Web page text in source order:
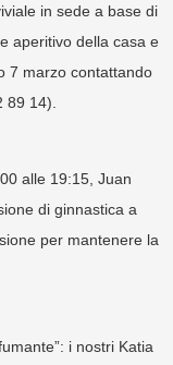
in sede a base di
aperitivo della casa e
7 marzo contattando
89 14).
alle 19:15 , Juan
di ginnastica a
per mantenere la
i nostri Katia